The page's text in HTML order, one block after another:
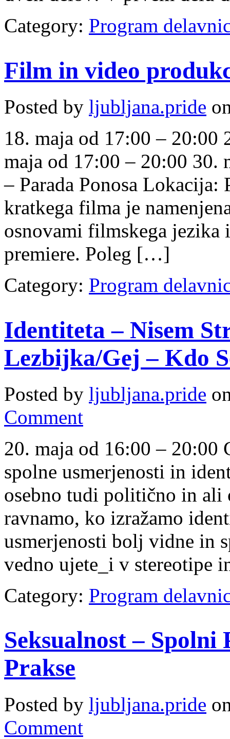
Category: Program
Film in video
Posted by ljubljana.pride
18. maja od 17:00 – 20:00
maja od 17:00 – 20:00 30.
– Parada Ponosa
kratkega filma je
osnovami filmskega jezika
premiere. Poleg […]
Category: Program
Identiteta – Nisem
Lezbijka/Gej – Kdo
Posted by ljubljana.pride
Comment
20. maja od 16:00 –
spolne usmerjenosti in
osebno tudi politično in ali
ravnamo, ko izražamo
usmerjenosti bolj vidne in
vedno ujete_i v stereotipe
Category: Program
Seksualnost –
Prakse
Posted by ljubljana.pride
Comment